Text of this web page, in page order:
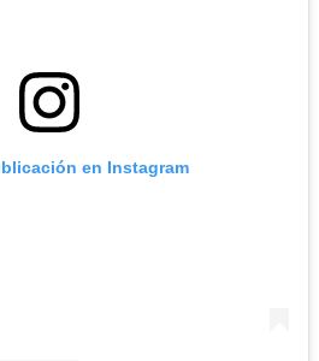
en Instagram